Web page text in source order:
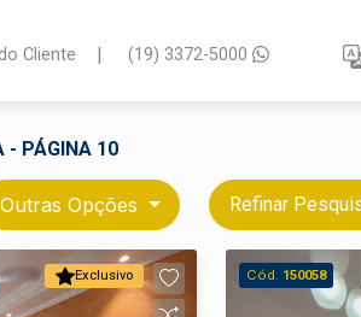
Cliente | (19) 3372-5000
- PÁGINA 10
Outras Opções Refinar
Exclusivo Cód. 150058